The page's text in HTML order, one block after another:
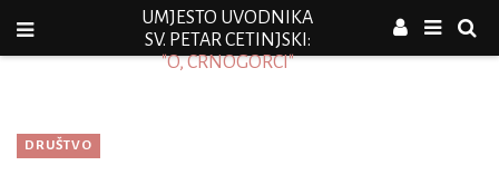
UMJESTO UVODNIKA
SV. PETAR CETINJSKI:
"O, CRNOGORCI"
DRUŠTVO